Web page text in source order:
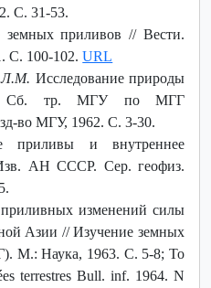
С. 31-53.
земных приливов // Вести.
С. 100-102.URL
Л.М. Исследование природы
// Сб. тр. МГУ по МГГ
во МГУ, 1962. С. 3-30.
приливы и внутреннее
АН СССР. Сер. геофиз.
изменений силы
Азии // Изучение земных
М.: Наука, 1963. С. 5-8; То
terrestres Bull. inf. 1964. N